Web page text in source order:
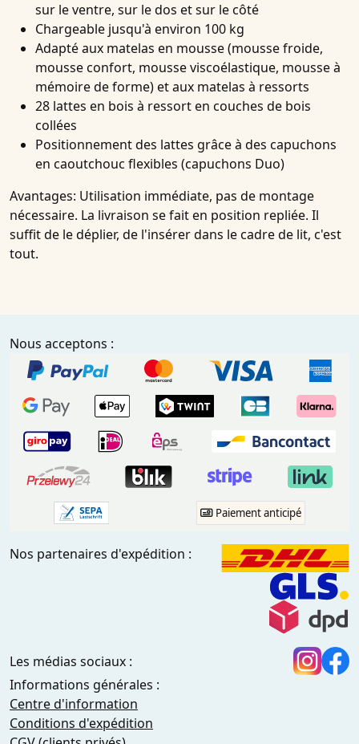
sur le ventre, sur le dos et sur le côté
Chargeable jusqu'à environ 100 kg
Adapté aux matelas en mousse (mousse froide,
mousse confort, mousse viscoélastique, mousse à
mémoire de forme) et aux matelas à ressorts
28 lattes en bois à ressort en couches de bois
collées
Positionnement des lattes grâce à des capuchons
en caoutchouc flexibles (capuchons Duo)
Avantages: Utilisation immédiate, pas de montage
nécessaire. La livraison se fait en position repliée. Il
suffit de le déplier, de l'insérer dans le cadre de lit, c'est
tout.
Nous acceptons :
Paiement anticipé
Nos partenaires d'expédition :
Les médias sociaux :
Informations générales :
Centre d'information
Conditions d'expédition